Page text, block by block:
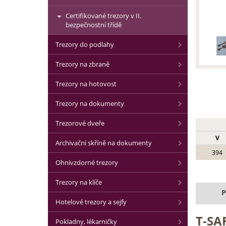
V
394
T-
Certifikované trezory v II.
bezpečnostní třídě
Trezory do podlahy
Trezory na zbraně
Trezory na hotovost
Trezory na dokumenty
Trezorové dveře
Archivační skříně na dokumenty
Ohnivzdorné trezory
Trezory na klíče
Hotelové trezory a sejfy
Pokladny, lékarničky